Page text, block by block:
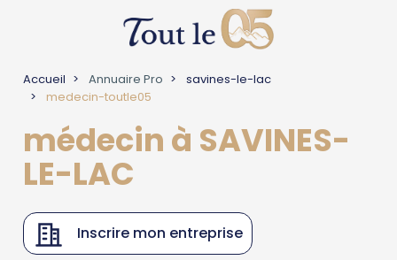
Accueil Annuaire Pro
savines-le-lac
medecin-toutle05
médecin à SAVINES-
LE-LAC
Inscrire mon entreprise